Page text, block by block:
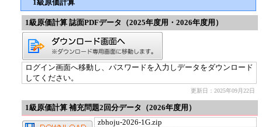
1級原価計算
1級原価計算 誌面PDFデータ（2025年度用・2026年度用）
ログイン画面へ移動し、パスワードを入力しデータをダウンロード
してください。
更新日：2025年09月22日
1級原価計算 補充問題2回分データ（2026年度用）
zbhoju-2026-1G.zip